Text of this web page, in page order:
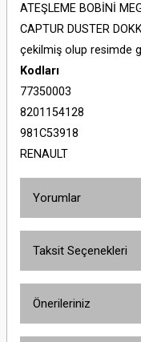
ATEŞLEME BOBİNİ
CAPTUR DUSTER
çekilmiş olup resimde
Kodları
77350003
8201154128
981C53918
RENAULT
Yorumlar
Taksit Seçenekleri
Önerileriniz